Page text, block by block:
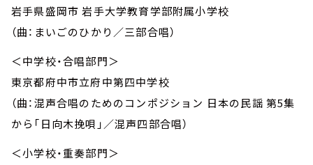
岩手県盛岡市 岩手大学教育学部附属小学校
（曲：まいごのひかり／三部合唱）
＜中学校・合唱部門＞
東京都府中市立府中第四中学校
（曲：混声合唱のためのコンポジション 日本の民謡 第5集
から「日向木挽唄」／混声四部合唱）
＜小学校・重奏部門＞